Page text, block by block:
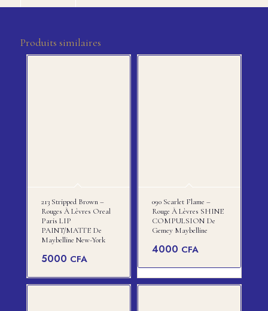
Produits similaires
213 Stripped Brown –
Rouges À Lèvres Oreal
Paris LIP
PAINT/MATTE De
Maybelline New-York
5000 CFA
090 Scarlet Flame –
Rouge À Lèvres SHINE
COMPULSION De
Gemey Maybelline
4000 CFA